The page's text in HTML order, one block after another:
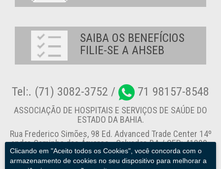
Clicando em "Aceito todos os Cookies", você concorda com o
armazenamento de cookies no seu dispositivo para melhorar a
SAIBA OS BENEFÍCIOS
FILIE-SE A AHSEB
Tel:. (71) 3082-3752 / 71 98157-8548
ASSOCIAÇÃO DE HOSPITAIS E SERVIÇOS DE SAÚDE DO
ESTADO DA BAHIA.
Rua Frederico Simões, 98 Ed. Advanced Trade Center 14º
andar, Caminho das Árvores - Salvador-BA / CEP: 41820-
774